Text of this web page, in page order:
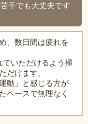
手でも大丈夫です
、数日間は疲れを
ていただけるよう掃
だけます。
動」と感じる方が
ペースで無理なく